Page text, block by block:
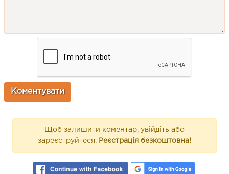
Щоб залишити коментар, увійдіть або
зареєструйтеся. Реєстрація безкоштовна!